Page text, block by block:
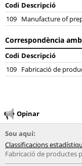
Codi Descripció
109 Manufacture of
Correspondència amb
Codi Descripció
109 Fabricació de
Opinar
Sou aquí:
Classificacions
Fabricació de productes